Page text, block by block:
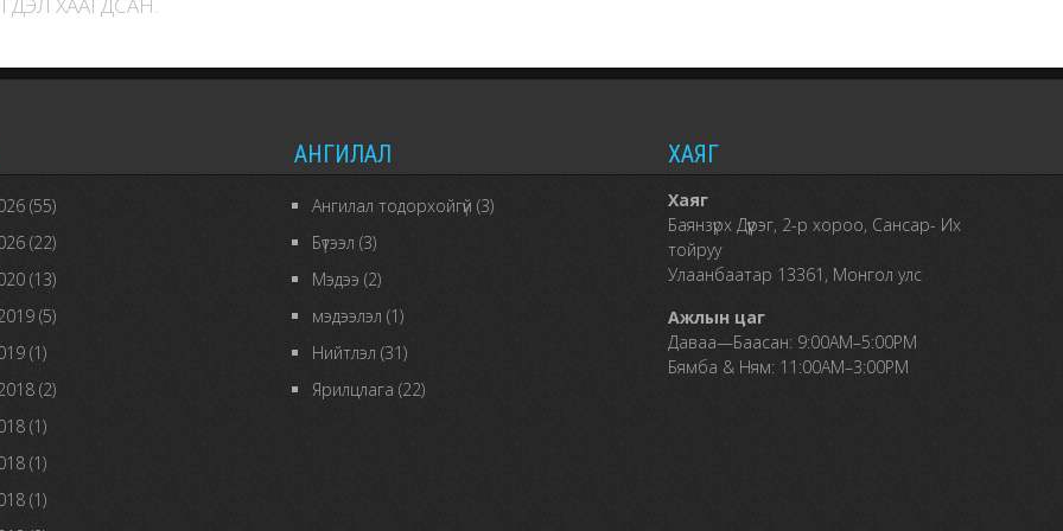
(55)
(22)
(13)
(5)
(1)
(2)
(1)
(1)
(1)
АНГИЛАЛ
Ангилал тодорхойгүй (3)
Бүтээл (3)
Мэдээ (2)
мэдээлэл (1)
Нийтлэл (31)
Ярилцлага (22)
ХАЯГ
Хаяг
Баянзүрх Дүүрэг, 2-р хороо, Сансар- Их
тойруу
Улаанбаатар 13361, Монгол улс
Ажлын цаг
Даваа—Баасан: 9:00AM–5:00PM
Бямба & Ням: 11:00AM–3:00PM